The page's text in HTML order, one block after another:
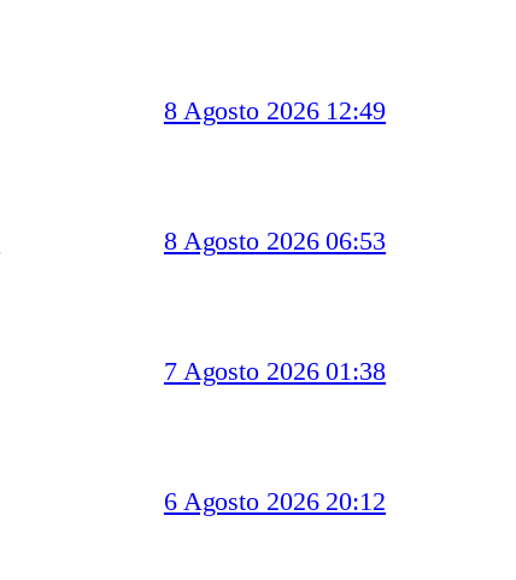
8 Agosto 2026 12:49
8 Agosto 2026 06:53
7 Agosto 2026 01:38
6 Agosto 2026 20:12